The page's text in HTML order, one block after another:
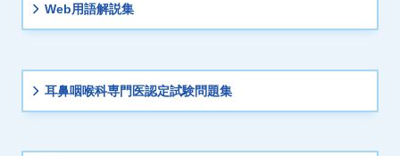
Web用語解説集
耳鼻咽喉科専門医認定試験問題集